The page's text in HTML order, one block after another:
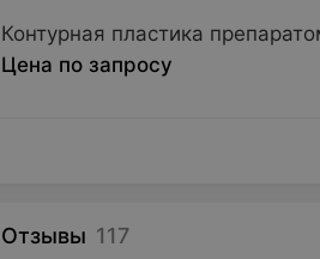
Контурная пластика
Цена по запросу
Отзывы 117